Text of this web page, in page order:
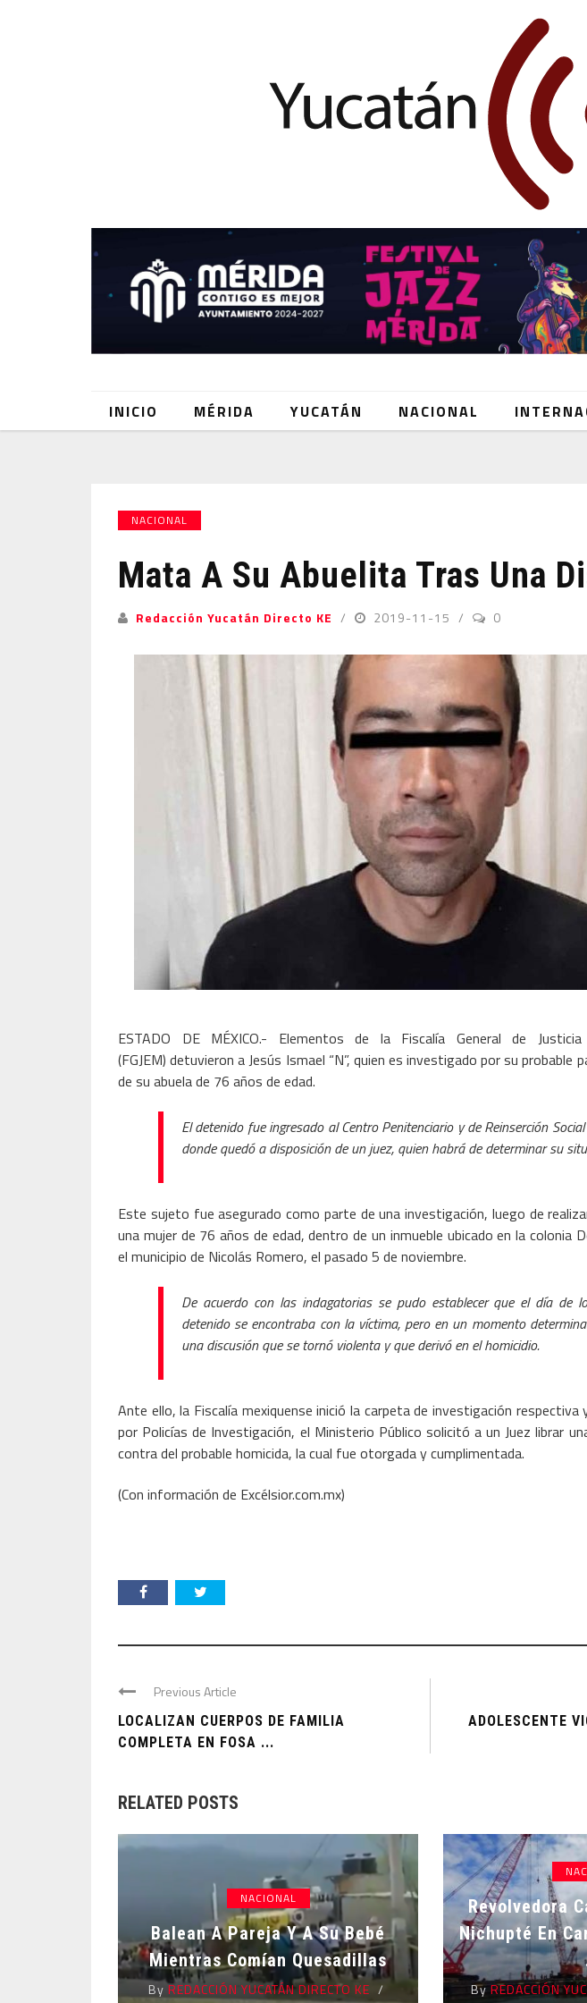
INICIO MÉRIDA YUCATÁN NACIONAL
NACIONAL
Mata A Su Abuelita Tras Una
Redacción Yucatán Directo KE 2019-11-15 0
ESTADO DE MÉXICO.- Elementos de la Fiscalía General de
(FGJEM) detuvieron a Jesús Ismael “N”, quien es investigado por su probable
de su abuela de 76 años de edad.
El detenido fue ingresado al Centro Penitenciario y de Reinserción
donde quedó a disposición de un juez, quien habrá de determinar su
Este sujeto fue asegurado como parte de una investigación, luego de
una mujer de 76 años de edad, dentro de un inmueble ubicado en la colonia
el municipio de Nicolás Romero, el pasado 5 de noviembre.
De acuerdo con las indagatorias se pudo establecer que el día de
detenido se encontraba con la víctima, pero en un momento
una discusión que se tornó violenta y que derivó en el homicidio.
Ante ello, la Fiscalía mexiquense inició la carpeta de investigación
por Policías de Investigación, el Ministerio Público solicitó a un Juez librar
contra del probable homicida, la cual fue otorgada y cumplimentada.
(Con información de Excélsior.com.mx)
Previous Article
LOCALIZAN CUERPOS DE FAMILIA
COMPLETA EN FOSA ...
ADOLESCENTE
RELATED POSTS
NACIONAL
Balean A Pareja Y A Su Bebé
Mientras Comían Quesadillas
ByREDACCIÓN YUCATÁN DIRECTO KE
Revolvedora
Nichupté En
ByREDACCIÓN